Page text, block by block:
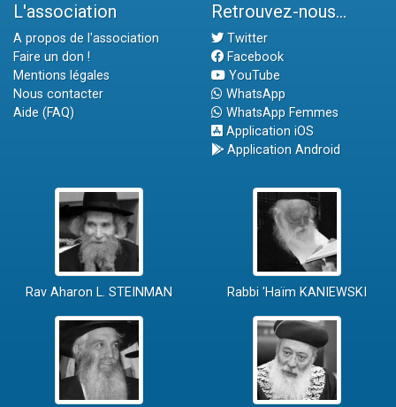
L'association
A propos de l'association
Faire un don !
Mentions légales
Nous contacter
Aide (FAQ)
Retrouvez-nous...
Twitter
Facebook
YouTube
WhatsApp
WhatsApp Femmes
Application iOS
Application Android
Rav Aharon L. STEINMAN Rabbi 'Haïm KANIEWSKI